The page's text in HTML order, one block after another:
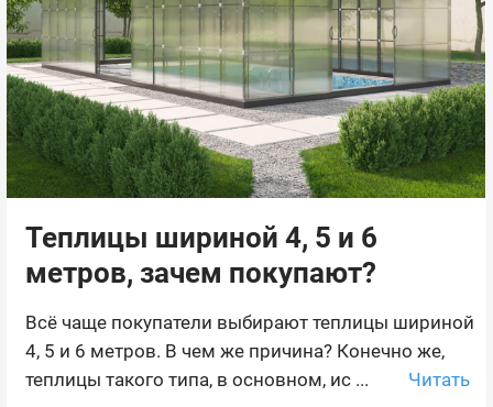
Теплицы шириной 4, 5 и 6
метров, зачем покупают?
Всё чаще покупатели выбирают теплицы шириной
4, 5 и 6 метров. В чем же причина? Конечно же,
теплицы такого типа, в основном, ис ...
Читать